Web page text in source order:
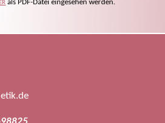
als PDF-Datei eingesehen werden.